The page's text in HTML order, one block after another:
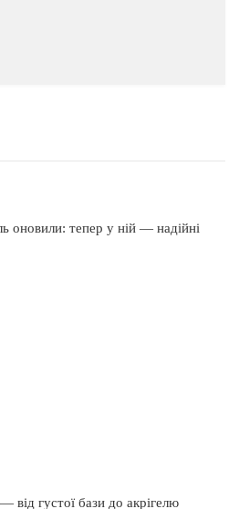
оновили: тепер у ній — надійні
від густої бази до акрігелю